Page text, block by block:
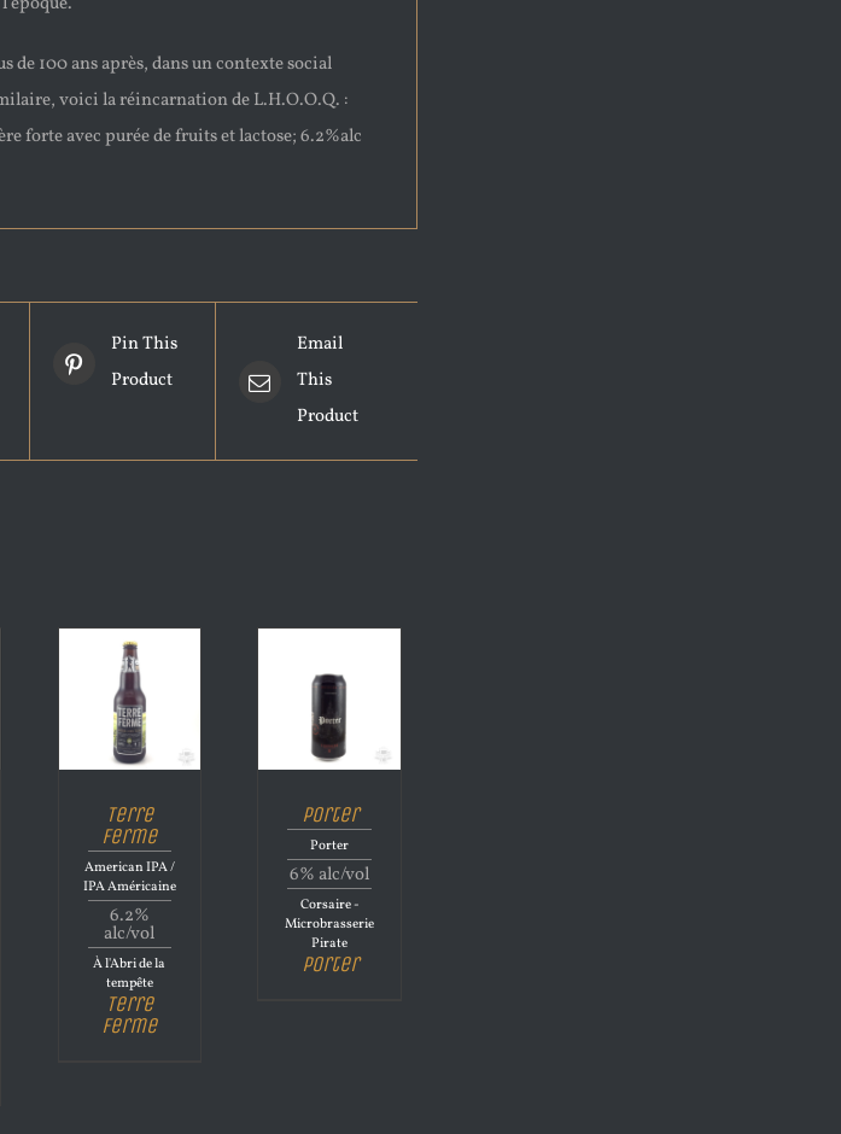
de 100 ans après, dans un contexte social
voici la réincarnation de L.H.O.O.Q. :
forte avec purée de fruits et lactose; 6.2%alc
Pin This
Product
Email
This
Product
Terre
Ferme
American IPA /
IPA Américaine
6.2%
alc/vol
À l'Abri de la
tempête
Terre
Ferme
Porter
Porter
6% alc/vol
Corsaire -
Microbrasserie
Pirate
Porter